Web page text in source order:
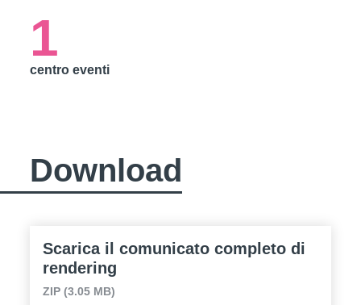
1
centro eventi
Download
Scarica il comunicato completo di
rendering
ZIP (3.05 MB)